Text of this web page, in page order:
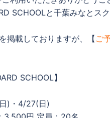
SCHOOLと千葉みなとス
掲載しておりますが、【ご
SCHOOL】
)・4/27(日)